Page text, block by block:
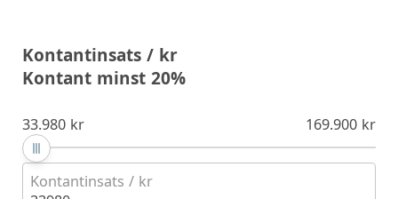
Kontantinsats / kr
Kontant minst 20%
33.980 kr 169.900 kr
Kontantinsats / kr